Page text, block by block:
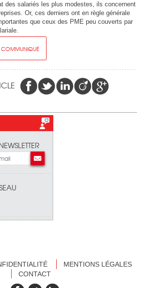
des salariés les plus modestes, ils concernent
Or, ces derniers ont en règle générale
que ceux des PME peu couverts par
COMMUNIQUÉ
MENTIONS LÉGALES
CONTACT